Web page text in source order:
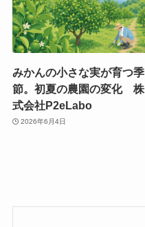
みかんの小さな実が育つ季
節。初夏の農園の変化 株
式会社P2eLabo
2026年6月4日